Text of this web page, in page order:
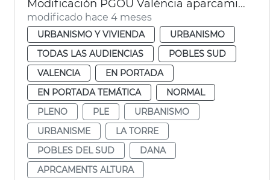
Modificación PGOU València aparcamientos altura la Torre
modificado hace 4 meses
URBANISMO Y VIVIENDA
URBANISMO
TODAS LAS AUDIENCIAS
POBLES SUD
VALENCIA
EN PORTADA
EN PORTADA TEMÁTICA
NORMAL
PLENO
PLE
URBANISMO
URBANISME
LA TORRE
POBLES DEL SUD
DANA
APRCAMENTS ALTURA